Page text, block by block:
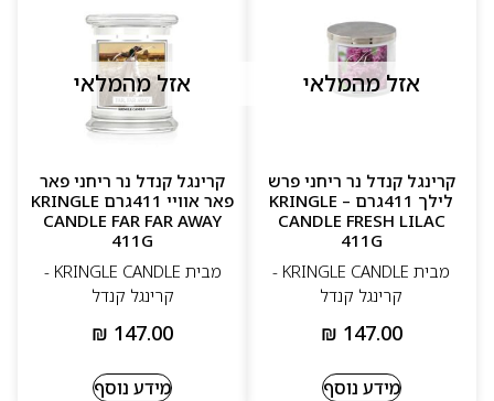
אזל מהמלאי
קרינגל קנדל נר ריחני פרש
לילך 411גרם – KRINGLE
CANDLE FRESH LILAC
411G
מבית KRINGLE CANDLE -
קרינגל קנדל
₪ 147.00
מידע נוסף
אזל מהמלאי
קרינגל קנדל נר ריחני פאר
פאר אוויי 411גרם KRINGLE
CANDLE FAR FAR AWAY
411G
מבית KRINGLE CANDLE -
קרינגל קנדל
₪ 147.00
מידע נוסף